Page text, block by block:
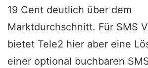
19 Cent deutlich über dem
Marktdurchschnitt. Für SMS
bietet Tele2 hier aber eine
einer optional buchbaren